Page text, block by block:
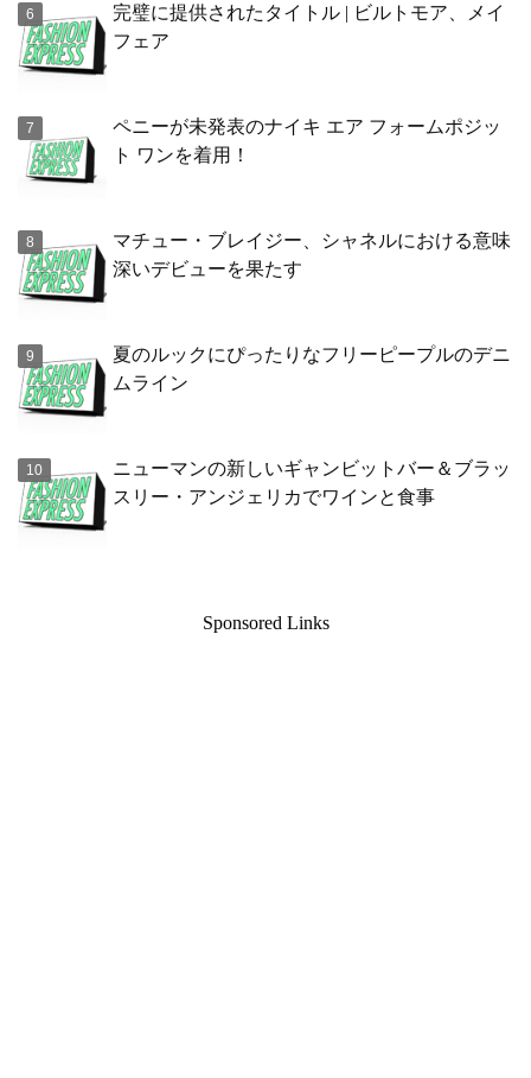
完璧に提供されたタイトル | ビルトモア、メイ
フェア
ペニーが未発表のナイキ エア フォームポジッ
ト ワンを着用！
マチュー・ブレイジー、シャネルにおける意味
深いデビューを果たす
夏のルックにぴったりなフリーピープルのデニ
ムライン
ニューマンの新しいギャンビットバー＆ブラッ
スリー・アンジェリカでワインと食事
Sponsored Links